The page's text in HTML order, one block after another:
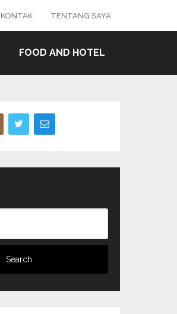
KONTAK TENTANG SAYA
FOOD AND HOTEL